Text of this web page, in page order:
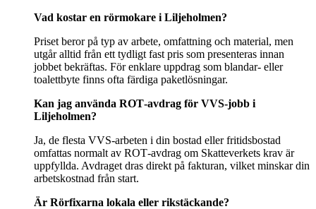
Vad kostar en rörmokare i Liljeholmen?
Priset beror på typ av arbete, omfattning och material, men
utgår alltid från ett tydligt fast pris som presenteras innan
jobbet bekräftas. För enklare uppdrag som blandar‑ eller
toalettbyte finns ofta färdiga paketlösningar.
Kan jag använda ROT‑avdrag för VVS‑jobb i
Liljeholmen?
Ja, de flesta VVS‑arbeten i din bostad eller fritidsbostad
omfattas normalt av ROT‑avdrag om Skatteverkets krav är
uppfyllda. Avdraget dras direkt på fakturan, vilket minskar din
arbetskostnad från start.
Är Rörfixarna lokala eller rikstäckande?